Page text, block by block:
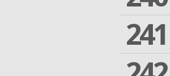
241